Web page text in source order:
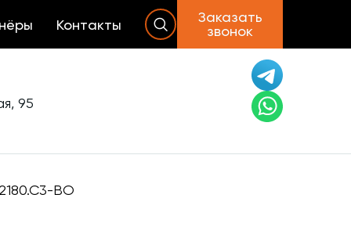
Контакты
Заказать
звонок
95
ВО